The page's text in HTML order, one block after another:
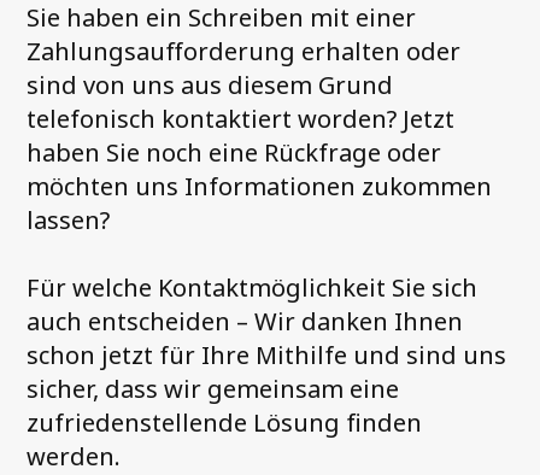
Sie haben ein Schreiben mit einer
Zahlungsaufforderung erhalten oder
sind von uns aus diesem Grund
telefonisch kontaktiert worden? Jetzt
haben Sie noch eine Rückfrage oder
möchten uns Informationen zukommen
lassen?
Für welche Kontaktmöglichkeit Sie sich
auch entscheiden – Wir danken Ihnen
schon jetzt für Ihre Mithilfe und sind uns
sicher, dass wir gemeinsam eine
zufriedenstellende Lösung finden
werden.